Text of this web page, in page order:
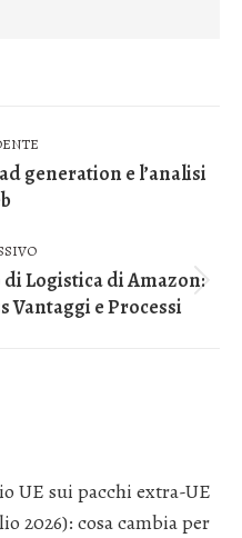
generation e l’analisi
Logistica di Amazon:
Vantaggi e Processi
UE sui pacchi extra-UE
2026): cosa cambia per